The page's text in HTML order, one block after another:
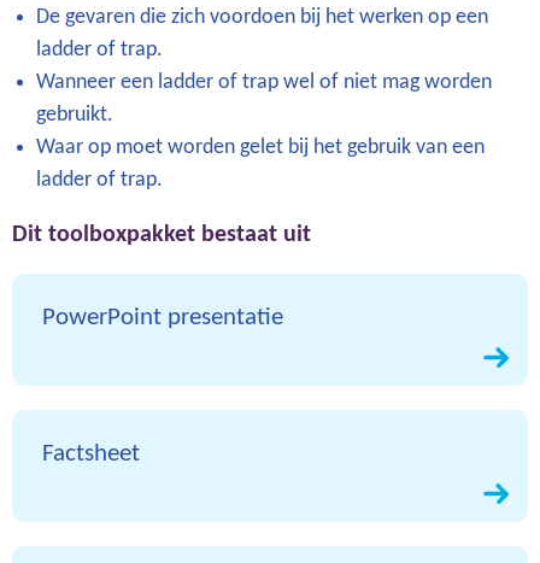
De gevaren die zich voordoen bij het werken op een
ladder of trap.
Wanneer een ladder of trap wel of niet mag worden
gebruikt.
Waar op moet worden gelet bij het gebruik van een
ladder of trap.
Dit toolboxpakket bestaat uit
PowerPoint presentatie
Factsheet